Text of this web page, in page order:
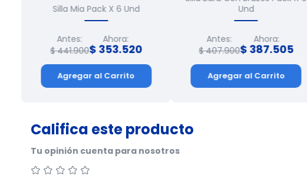
Silla Mia Pack X 6 Und
Antes:
$ 441.900
Ahora:
$ 353.520
Agregar al Carrito
Und
Antes:
$ 407.900
Ahora:
$ 387.505
Agregar al Carrito